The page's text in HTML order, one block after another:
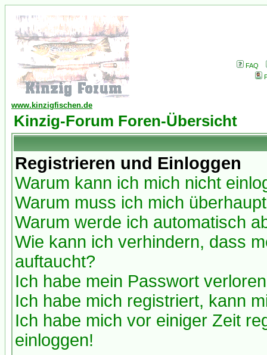
FAQ
www.kinzigfischen.de
Kinzig-Forum Foren-Übersicht
Registrieren und Einloggen
Warum kann ich mich nicht
Warum muss ich mich
Warum werde ich automatisch
Wie kann ich verhindern, dass
auftaucht?
Ich habe mein Passwort
Ich habe mich registriert, kann
Ich habe mich vor einiger Zeit
einloggen!